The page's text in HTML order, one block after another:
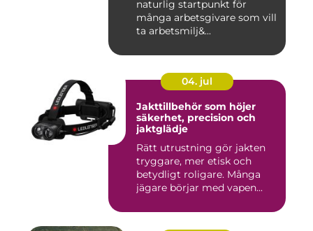
naturlig startpunkt för
många arbetsgivare som vill
ta arbetsmilj&...
04. jul
Jakttillbehör som höjer
säkerhet, precision och
jaktglädje
Rätt utrustning gör jakten
tryggare, mer etisk och
betydligt roligare. Många
jägare börjar med vapen...